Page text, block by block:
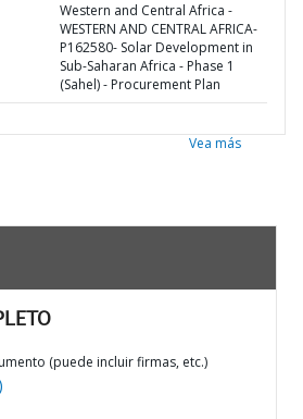
Western and Central Africa -
WESTERN AND CENTRAL AFRICA-
P162580- Solar Development in
Sub-Saharan Africa - Phase 1
(Sahel) - Procurement Plan
Vea más
(puede incluir firmas, etc.)